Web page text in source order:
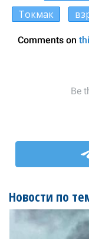
Токмак
Новости по